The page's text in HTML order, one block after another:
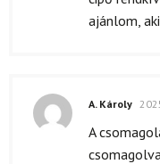
ajánlom,
A. Károly
A